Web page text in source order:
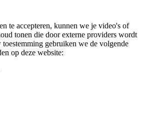
te accepteren, kunnen we je video's of
tonen die door externe providers wordt
gebruiken we de volgende
op deze website: